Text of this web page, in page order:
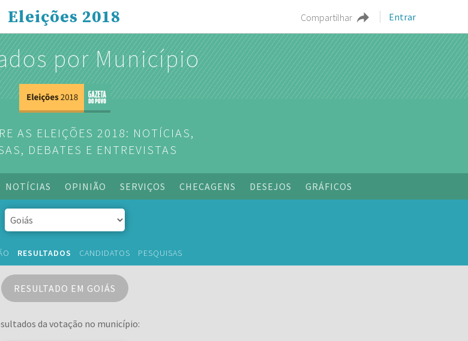
Compartilhar Entrar
Eleições 2018
por Município
AS ELEIÇÕES 2018: NOTÍCIAS,
DEBATES E ENTREVISTAS
NOTÍCIAS OPINIÃO SERVIÇOS CHECAGENS DESEJOS GRÁFICOS
RESULTADOS CANDIDATOS PESQUISAS
RESULTADO EM GOIÁS
da votação no município: